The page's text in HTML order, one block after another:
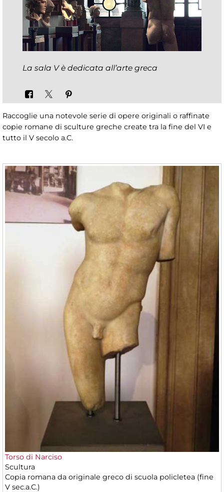
La sala V è dedicata all’arte greca
Raccoglie una notevole serie di opere originali o raffinate
copie romane di sculture greche create tra la fine del VI e
tutto il V secolo a.C.
Torso di Narciso
Scultura
Copia romana da originale greco di scuola policletea (fine
V sec.a.C.)